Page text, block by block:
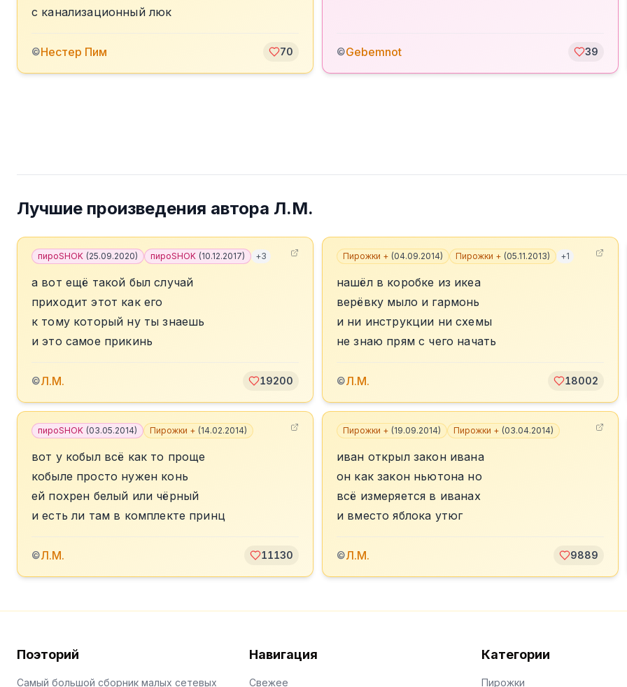
с канализационный люк
©️Нестер Пим 70 ©Gebemnot 39
Лучшие произведения автора Л.М.
пироSHOK (25.09.2020) пироSHOK (10.12.2017) +3
а вот ещё такой был случай
приходит этот как его
к тому который ну ты знаешь
и это самое прикинь
©Л.М. 19200
Пирожки + (04.09.2014) Пирожки + (05.11.2013) +1
нашёл в коробке из икеа
верёвку мыло и гармонь
и ни инструкции ни схемы
не знаю прям с чего начать
©Л.М. 18002
пироSHOK (03.05.2014) Пирожки + (14.02.2014)
вот у кобыл всё как то проще
кобыле просто нужен конь
ей похрен белый или чёрный
и есть ли там в комплекте принц
©Л.М. 11130
Пирожки + (19.09.2014) Пирожки + (03.04.2014)
иван открыл закон ивана
он как закон ньютона но
всё измеряется в иванах
и вместо яблока утюг
©Л.М. 9889
Поэторий
Самый большой сборник малых сетевых
Навигация
Свежее
Категории
Пирожки